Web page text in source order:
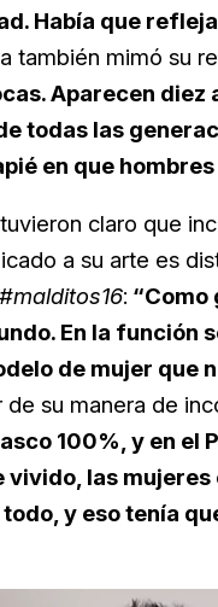
Había que
también mimó su
Aparecen
todas las
en que
claro que
a su arte es
#malditos16: “Como
En la
de mujer que
su manera de
100%, y en
vivido, las
y eso tenía